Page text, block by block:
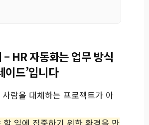
– HR 자동화는 업무 방식
이드’입니다
람을 대체하는 프로젝트가 아